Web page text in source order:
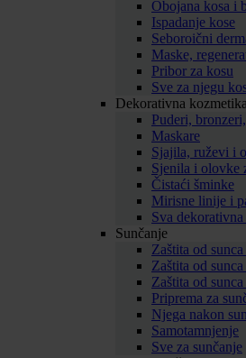
Obojana kosa i
Ispadanje kose
Seboroični
Maske,
Pribor za kosu
Sve za njegu
Dekorativna kozmetika
Puderi,
Maskare
Sjajila, ruževi i
Sjenila i olovke
Čistaći šminke
Mirisne linije i
Sva
Sunčanje
Zaštita od
Zaštita od
Zaštita od
Priprema za
Njega nakon
Samotamnjenje
Sve za sunčanje